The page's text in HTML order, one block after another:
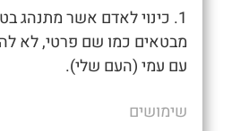
1. כינוי לאדם אשר מתנהג
מבטאים כמו שם פרטי, לא
עם עמי (העם שלי).
שימושים